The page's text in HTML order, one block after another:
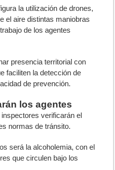
la utilización de drones,
el aire distintas maniobras
de los agentes
presencia territorial con
faciliten la detección de
de prevención.
los agentes
verificarán el
normas de tránsito.
será la alcoholemia, con el
que circulen bajo los